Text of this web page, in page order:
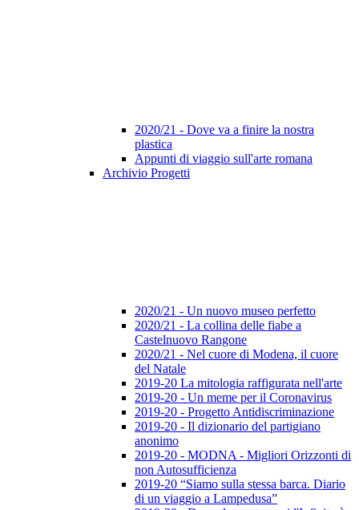
2020/21 - Dove va a finire la nostra
plastica
Appunti di viaggio sull'arte romana
Archivio Progetti
2020/21 - Un nuovo museo perfetto
2020/21 - La collina delle fiabe a
Castelnuovo Rangone
2020/21 - Nel cuore di Modena, il cuore
del Natale
2019-20 La mitologia raffigurata nell'arte
2019-20 - Un meme per il Coronavirus
2019-20 - Progetto Antidiscriminazione
2019-20 - Il dizionario del partigiano
anonimo
2019-20 - MODNA - Migliori Orizzonti di
non Autosufficienza
2019-20 “Siamo sulla stessa barca. Diario
di un viaggio a Lampedusa”